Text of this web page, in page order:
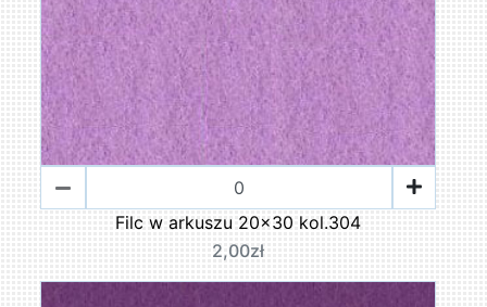
Filc w arkuszu 20x30 kol.304
2,00zł